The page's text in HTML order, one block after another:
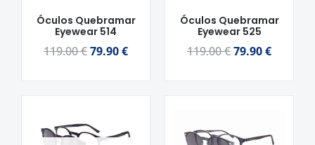
Óculos Quebramar
Eyewear 514
119.00€79.90€
Óculos Quebramar
Eyewear 525
119.00€79.90€
preço